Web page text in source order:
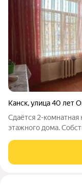
Канск,улица 40 лет
Сдаётся 2-
этажного дома.
включены в
детьми, можно с